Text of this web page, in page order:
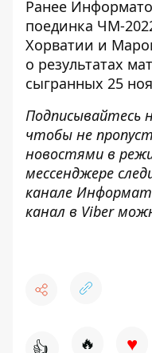
Ранее
поединка ЧМ-
Хорватии и
о результатах
сыгранных 25
Подписывайтесь
чтобы не
новостями в
мессенджере
канале
канал в Viber
👍 🔥 ♥